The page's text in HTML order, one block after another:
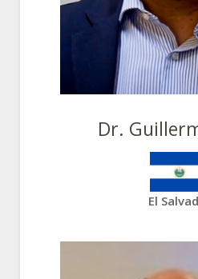
Dr.
El